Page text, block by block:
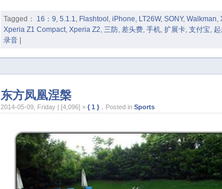
Tagged： 16：9, 5.1.1, Flashtool , iPhone, LT26W, SONY, Walkman,
Xperia Z1 Compact, Xperia Z2, 三防, 差头费, 手机, 扩展卡, 支付宝,
录音
东方凤凰涅槃
2014-05-09, Friday | [4,096] × { 1 } ，Posted in Sports